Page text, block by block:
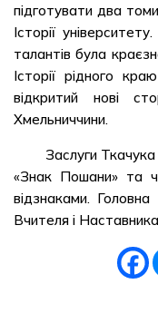
підготувати два
Історії
талантів була
Історії рідного
відкритий нові
Хмельниччини.
Заслуги
«Знак Пошани» та
відзнаками.
Вчителя і